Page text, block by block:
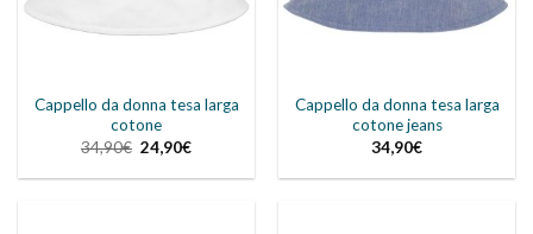
Cappello da donna tesa larga
cotone
34,90€ Il
prezzo
originale
24,90€Il
attuale
Cappello da donna tesa larga
cotone jeans
34,90€